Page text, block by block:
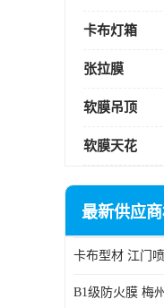
卡布灯箱
张拉膜
软膜吊顶
软膜天花
最新供应
卡布型材 江门